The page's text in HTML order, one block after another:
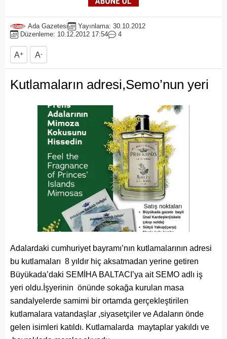
Ada Gazetesi
Yayınlama: 30.10.2012
Düzenleme: 10.12.2012 17:54
4
A+ A-
Kutlamaların adresi,Semo’nun yeri
Adalardaki cumhuriyet bayramı’nın kutlamalarının adresi
bu kutlamaları 8 yıldır hiç aksatmadan yerine getiren
Büyükada’daki SEMİHA BALTACI’ya ait SEMO adlı iş
yeri oldu.İşyerinin önünde sokağa kurulan masa
sandalyelerde samimi bir ortamda gerçekleştirilen
kutlamalara vatandaşlar ,siyasetçiler ve Adaların önde
gelen isimleri katıldı. Kutlamalarda maytaplar yakıldı ve